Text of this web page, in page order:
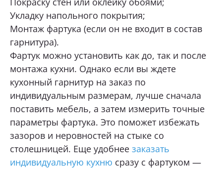
Укладку напольного покрытия;
Монтаж фартука (если он не входит в состав
гарнитура).
Фартук можно установить как до, так и после
монтажа кухни. Однако если вы ждете
кухонный гарнитур на заказ по
индивидуальным размерам, лучше сначала
поставить мебель, а затем измерить точные
параметры фартука. Это поможет избежать
зазоров и неровностей на стыке со
столешницей. Еще удобнее заказать
индивидуальную кухню сразу с фартуком —